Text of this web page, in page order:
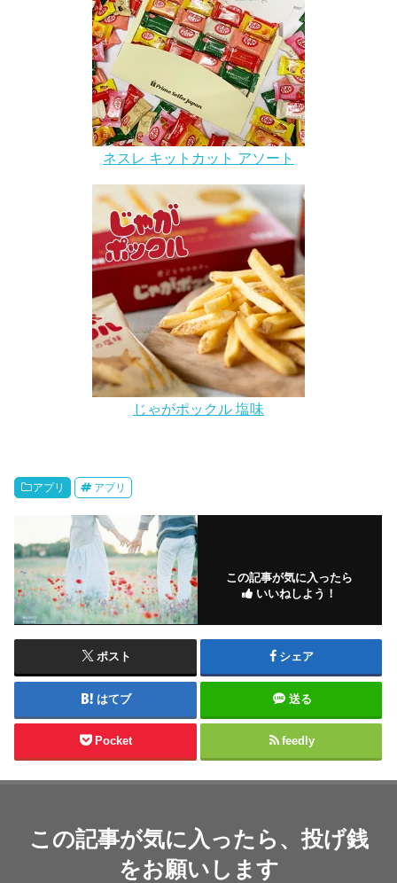
ネスレ キットカット アソート
じゃがポックル 塩味
アプリ アプリ
この記事が気に入ったら
いいねしよう！
ポスト シェア
はてブ 送る
Pocket feedly
この記事が気に入ったら、投げ銭
をお願いします